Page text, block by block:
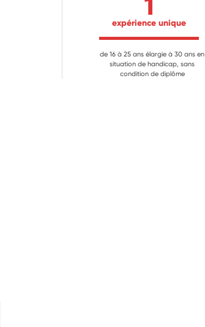
expérience unique
de 16 à 25 ans élargie à 30 ans en
situation de handicap, sans
condition de diplôme